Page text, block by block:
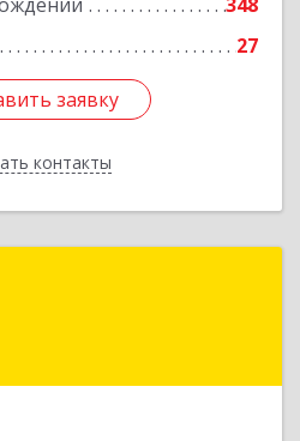
27
заявку
контакты
заявку
Назад
Эл Респ, Йошкар-Ола г,